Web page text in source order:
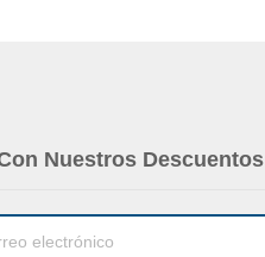
Nuestros Descuentos